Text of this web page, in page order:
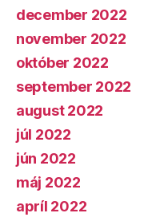
december 2022
november 2022
október 2022
september 2022
august 2022
júl 2022
jún 2022
máj 2022
apríl 2022